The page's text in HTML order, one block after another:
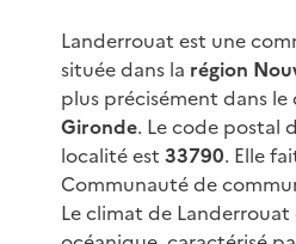
Landerrouat est une
située dans la région
plus précisément dans
Gironde. Le code postal
localité est 33790. Elle
Communauté de
Le climat de